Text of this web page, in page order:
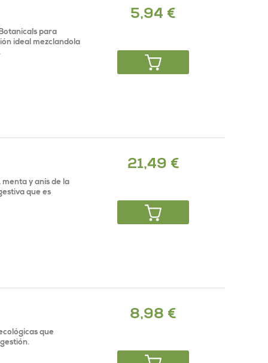
para
ideal mezclandola
5,94 €
y anís de la
que es
21,49 €
que
8,98 €